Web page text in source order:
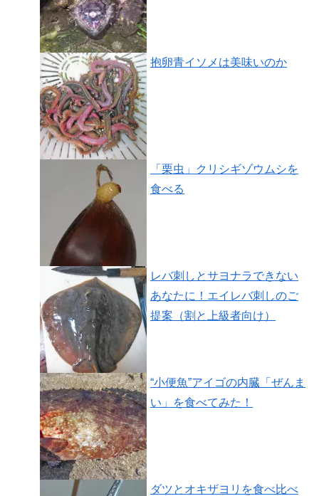
抱卵青イソメは美味いのか
「栗虫」クリシギゾウムシを
食べる
レバ刺しとサヨナラできない
あなたに！エイレバ刺しのご
提案（割と上級者向け）
“小便魚”アイゴの内臓「ぜんま
い」を食べてみた！
ダツとオキザヨリを食べ比べ